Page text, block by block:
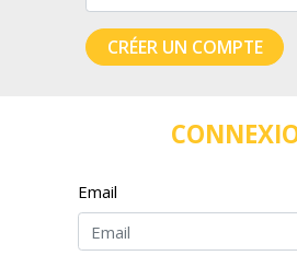
CRÉER UN COMPTE
Email